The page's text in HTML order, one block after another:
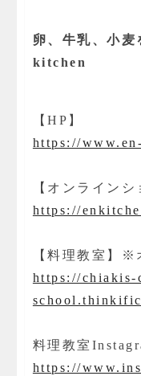
卵、牛乳、小
kitchen
【HP】
https://
【オンラインシ
https://
【料理教室】
https://chiakis-
料理教室
https://